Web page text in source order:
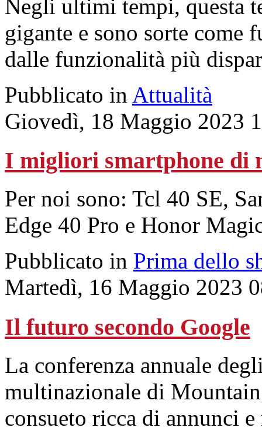
Negli ultimi tempi, questa
gigante e sono sorte come
dalle funzionalità più
Pubblicato in Attualità
Giovedì, 18 Maggio 2023
I migliori smartphone di
Per noi sono: Tcl 40 SE,
Edge 40 Pro e Honor
Pubblicato in Prima dello
Martedì, 16 Maggio 2023
Il futuro secondo Google
La conferenza annuale
multinazionale di
consueto ricca di annunci